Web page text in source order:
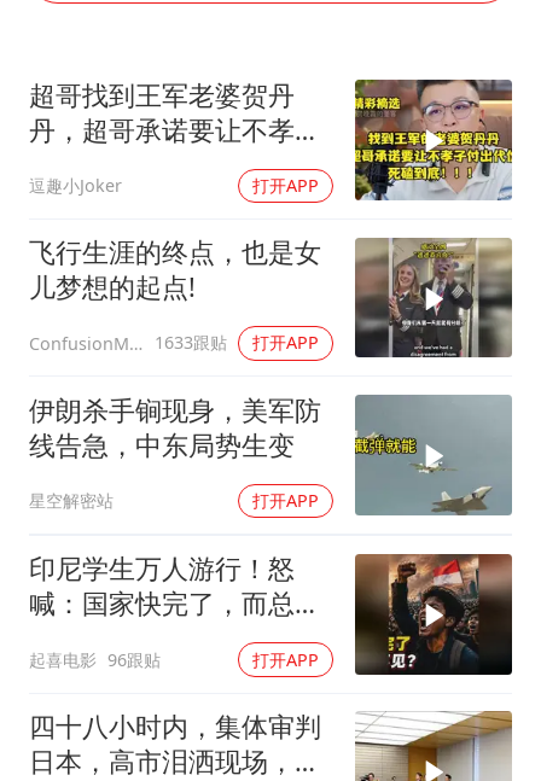
上海大部迎大暴雨
《龙餐馆》 冲奖
构建更高水平的全民健身公共服务体系
超哥找到王军老婆贺丹
丹，超哥承诺要让不孝子
付出代价，死磕到底
逗趣小Joker 打开APP
飞行生涯的终点，也是女
儿梦想的起点!
ConfusionMax 1633跟贴 打开APP
伊朗杀手锏现身，美军防
线告急，中东局势生变
星空解密站 打开APP
印尼学生万人游行！怒
喊：国家快完了，而总统
起喜电影 96跟贴 打开APP
四十八小时内，集体审判
日本，高市泪洒现场，中